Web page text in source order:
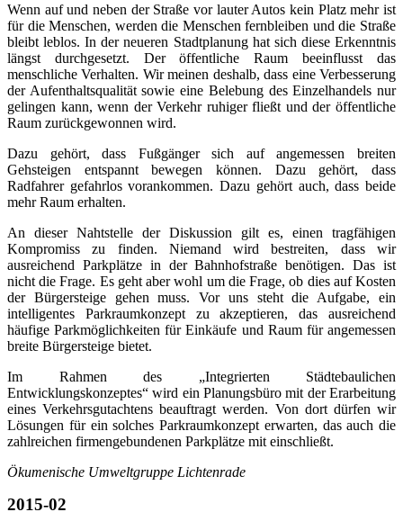
Wenn auf und neben der Straße vor lauter Autos kein Platz mehr ist
für die Menschen, werden die Menschen fernbleiben und die Straße
bleibt leblos. In der neueren Stadtplanung hat sich diese Erkenntnis
längst durchgesetzt. Der öffentliche Raum beeinflusst das
menschliche Verhalten. Wir meinen deshalb, dass eine Verbesserung
der Aufenthaltsqualität sowie eine Belebung des Einzelhandels nur
gelingen kann, wenn der Verkehr ruhiger fließt und der öffentliche
Raum zurückgewonnen wird.
Dazu gehört, dass Fußgänger sich auf angemessen breiten
Gehsteigen entspannt bewegen können. Dazu gehört, dass
Radfahrer gefahrlos vorankommen. Dazu gehört auch, dass beide
mehr Raum erhalten.
An dieser Nahtstelle der Diskussion gilt es, einen tragfähigen
Kompromiss zu finden. Niemand wird bestreiten, dass wir
ausreichend Parkplätze in der Bahnhofstraße benötigen. Das ist
nicht die Frage. Es geht aber wohl um die Frage, ob dies auf Kosten
der Bürgersteige gehen muss. Vor uns steht die Aufgabe, ein
intelligentes Parkraumkonzept zu akzeptieren, das ausreichend
häufige Parkmöglichkeiten für Einkäufe und Raum für angemessen
breite Bürgersteige bietet.
Im Rahmen des „Integrierten Städtebaulichen
Entwicklungskonzeptes“ wird ein Planungsbüro mit der Erarbeitung
eines Verkehrsgutachtens beauftragt werden. Von dort dürfen wir
Lösungen für ein solches Parkraumkonzept erwarten, das auch die
zahlreichen firmengebundenen Parkplätze mit einschließt.
Ökumenische Umweltgruppe Lichtenrade
2015-02